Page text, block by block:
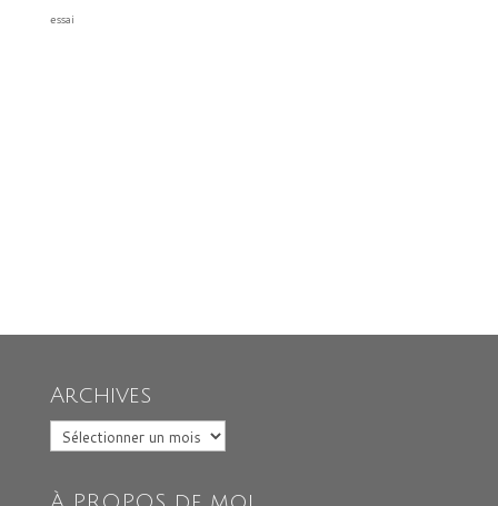
essai
Archives
Archives